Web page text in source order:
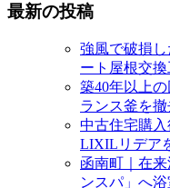
最新の投稿
強風で破損
ート屋根交
築40年以上
ランス釜を
中古住宅購
LIXILリデア
函南町｜在
ンスパ」へ